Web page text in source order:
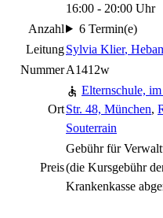
16:00 - 20:00 Uhr
Anzahl
6 Termin(e)
LeitungSylvia Klier,
NummerA1412w
Ort
Elternschule,
Str. 48, München,
Souterrain
Preis
Gebühr für
(die Kursgebühr
Krankenkasse